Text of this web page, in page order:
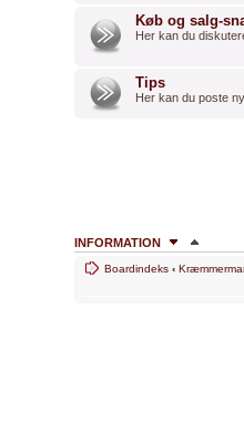
Køb og salg-
Her kan du
Tips
Her kan du poste
INFORMATION
Boardindeks ‹